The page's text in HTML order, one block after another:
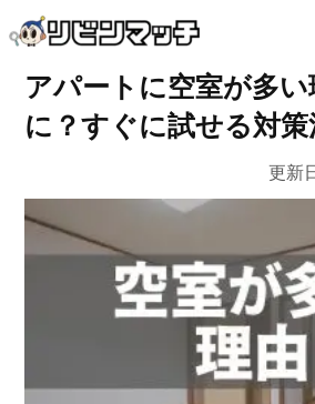
アパートに空室が多
に？すぐに試せる対
更新